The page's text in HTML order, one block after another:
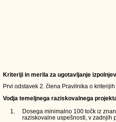
Kriteriji in merila za ugotavljanje
Prvi odstavek 2. člena Pravilnika o
Vodja temeljnega raziskovalnega
1.
Dosega minimalno 100 točk iz
raziskovalne uspešnosti, v zadnjih